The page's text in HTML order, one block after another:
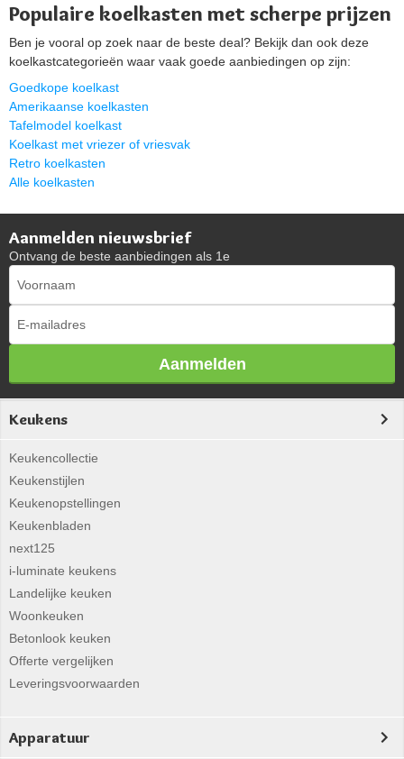
Populaire koelkasten met scherpe prijzen
Ben je vooral op zoek naar de beste deal? Bekijk dan ook deze
koelkastcategorieën waar vaak goede aanbiedingen op zijn:
Goedkope koelkast
Amerikaanse koelkasten
Tafelmodel koelkast
Koelkast met vriezer of vriesvak
Retro koelkasten
Alle koelkasten
Aanmelden nieuwsbrief
Ontvang de beste aanbiedingen als 1e
Aanmelden
Keukens
Keukencollectie
Keukenstijlen
Keukenopstellingen
Keukenbladen
next125
i-luminate keukens
Landelijke keuken
Woonkeuken
Betonlook keuken
Offerte vergelijken
Leveringsvoorwaarden
Apparatuur